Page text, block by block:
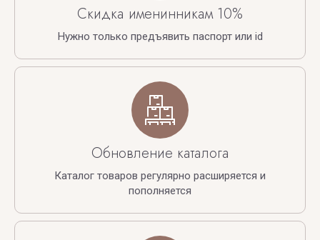
Скидка именинникам 10%
Нужно только предъявить паспорт или id
Обновление каталога
Каталог товаров регулярно расширяется и
пополняется